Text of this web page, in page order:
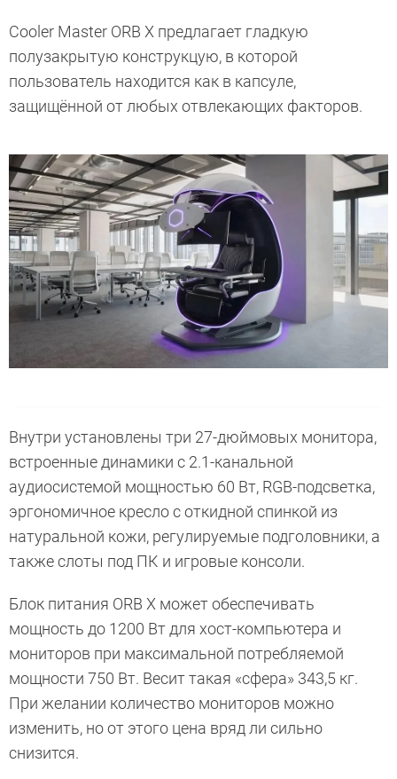
Cooler Master ORB X предлагает гладкую
полузакрытую конструкцую, в которой
пользователь находится как в капсуле,
защищённой от любых отвлекающих факторов.
Внутри установлены три 27-дюймовых монитора,
встроенные динамики с 2.1-канальной
аудиосистемой мощностью 60 Вт, RGB-подсветка,
эргономичное кресло с откидной спинкой из
натуральной кожи, регулируемые подголовники, а
также слоты под ПК и игровые консоли.
Блок питания ORB X может обеспечивать
мощность до 1200 Вт для хост-компьютера и
мониторов при максимальной потребляемой
мощности 750 Вт. Весит такая «сфера» 343,5 кг.
При желании количество мониторов можно
изменить, но от этого цена вряд ли сильно
снизится.